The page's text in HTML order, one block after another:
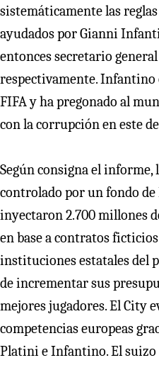
sistemáticamente las
ayudados por Gianni
entonces secretario
respectivamente. Infantino
FIFA y ha pregonado al
con la corrupción en este
Según consigna el informe,
controlado por un fondo de
inyectaron 2.700 millones
en base a contratos
instituciones estatales del
de incrementar sus
mejores jugadores. El City
competencias europeas
Platini e Infantino. El